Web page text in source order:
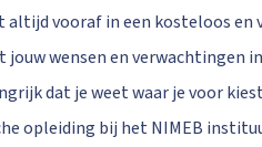
altijd vooraf in een kosteloos
wensen en verwachtingen
dat je weet waar je voor
opleiding bij het NIMEB